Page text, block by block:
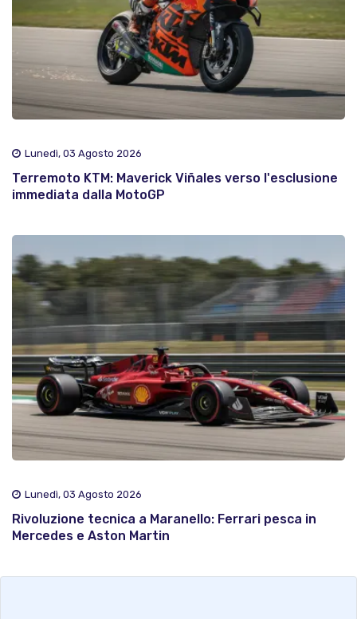
Lunedì, 03 Agosto 2026
Terremoto KTM: Maverick Viñales verso l'esclusione
immediata dalla MotoGP
Lunedì, 03 Agosto 2026
Rivoluzione tecnica a Maranello: Ferrari pesca in
Mercedes e Aston Martin